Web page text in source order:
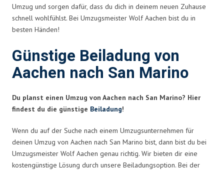
Umzug und sorgen dafür, dass du dich in deinem neuen Zuhause
schnell wohlfühlst. Bei Umzugsmeister Wolf Aachen bist du in
besten Händen!
Günstige Beiladung von
Aachen nach San Marino
Du planst einen Umzug von Aachen nach San Marino? Hier
findest du die günstige Beiladung!
Wenn du auf der Suche nach einem Umzugsunternehmen für
deinen Umzug von Aachen nach San Marino bist, dann bist du bei
Umzugsmeister Wolf Aachen genau richtig. Wir bieten dir eine
kostengünstige Lösung durch unsere Beiladungsoption. Bei der